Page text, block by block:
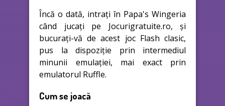
Încă o dată, intrați în Papa's Wingeria
când jucați pe Jocurigratuite.ro, și
bucurați-vă de acest joc Flash clasic,
pus la dispoziție prin intermediul
minunii emulației, mai exact prin
emulatorul Ruffle.
Cum se joacă